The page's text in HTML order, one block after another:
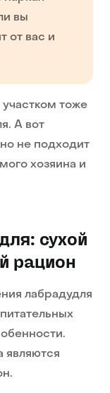
вы
от вас и
тоже
А вот
не подходит
хозяина и
сухой
рацион
лабрадудля
являются